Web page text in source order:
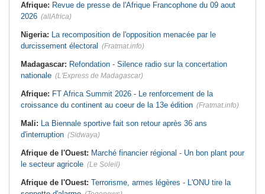
armes légères - L'ONU tire la
sonnette d'alarme
revendique un redressement
financier du fonds
Sénégal:Affaire d'actes contre
Pikine-Guédiawaye interjette appel
de l'ordonnance de non-lieu partiel et
de renvoi de plusieurs prévenus
Sénégal:
FERA - Priorité à
l'économie de la préservation,
Cheikh Dieng décline sa vision
Afrique:Côte d'Ivoire - Algérie, un
Sénégal bat la Tunisie et prend le
quart
Tunisie:
interconnecté « One Health »
Tunisie:
les startups à l'international
Afrique: Revue de presse de l'Afrique Francophone du 09 aout
2026 (allAfrica)
Nigeria: La recomposition de l'opposition menacée par le
durcissement électoral (Fratmat.info)
Madagascar: Refondation - Silence radio sur la concertation
nationale (L'Express de Madagascar)
Afrique: FT Africa Summit 2026 - Le renforcement de la
croissance du continent au coeur de la 13e édition (Fratmat.info)
Mali: La Biennale sportive fait son retour après 36 ans
d'interruption (Sidwaya)
Afrique de l'Ouest: Marché financier régional - Un bon plant pour
le secteur agricole (Le Soleil)
Afrique de l'Ouest: Terrorisme, armes légères - L'ONU tire la